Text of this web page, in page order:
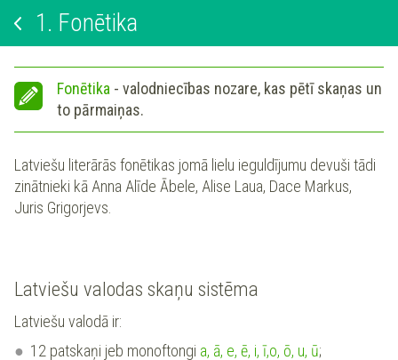
1. Fonētika
Fonētika - valodniecības nozare, kas pētī skaņas un
to pārmaiņas.
Latviešu literārās fonētikas jomā lielu ieguldījumu devuši tādi
zinātnieki kā Anna Alīde Ābele, Alise Laua, Dace Markus,
Juris Grigorjevs.
Latviešu valodas skaņu sistēma
Latviešu valodā ir:
12 patskaņi jeb monoftongi a, ā, e, ē, i, ī,o, ō, u, ū;